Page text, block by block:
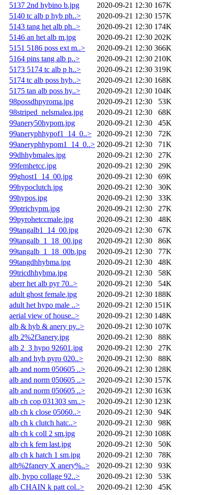
5137 2nd hybino b.jpg
2020-09-21 12:30 167K
5140 tc alb p hyb ph..>
2020-09-21 12:30 157K
5143 tang het alb ph..>
2020-09-21 12:30 174K
5146 an het alb m.jpg
2020-09-21 12:30 202K
5151 5186 poss ext m..>
2020-09-21 12:30 366K
5164 pins tang alb p..>
2020-09-21 12:30 210K
5173 5174 tc alb p h..>
2020-09-21 12:30 319K
5174 tc alb poss hyb..>
2020-09-21 12:30 168K
5175 tan alb poss hy..>
2020-09-21 12:30 104K
98possdhpyroma.jpg
2020-09-21 12:30
53K
98striped_nelsmalea.jpg
2020-09-21 12:30
68K
99anery50hypom.jpg
2020-09-21 12:30
45K
99aneryphhypof1_14_0..>
2020-09-21 12:30
72K
99aneryphhypom1_14_0..> 2020-09-21 12:30
71K
99dhhybmales.jpg
2020-09-21 12:30
27K
99femhetcc.jpg
2020-09-21 12:30
29K
99ghost1_14_00.jpg
2020-09-21 12:30
69K
99hypoclutch.jpg
2020-09-21 12:30
30K
99hypos.jpg
2020-09-21 12:30
33K
99ptrichypm.jpg
2020-09-21 12:30
27K
99pyrohetccmale.jpg
2020-09-21 12:30
48K
99tangalb1_14_00.jpg
2020-09-21 12:30
67K
99tangalb_1_18_00.jpg
2020-09-21 12:30
86K
99tangalb_1_18_00b.jpg
2020-09-21 12:30
77K
99tangdhhybma.jpg
2020-09-21 12:30
48K
99tricdhhybma.jpg
2020-09-21 12:30
58K
aberr het alb pyr 70..>
2020-09-21 12:30
54K
adult ghost female.jpg
2020-09-21 12:30 188K
adult het hypo male ..>
2020-09-21 12:30 151K
aerial view of house..>
2020-09-21 12:30 148K
alb & hyb & anery py..>
2020-09-21 12:30 107K
alb 2%2f3anery.jpg
2020-09-21 12:30
88K
alb 2_3 hypo 92601.jpg
2020-09-21 12:30
27K
alb and hyb pyro 020..>
2020-09-21 12:30
88K
alb and norm 050605 ..>
2020-09-21 12:30 128K
alb and norm 050605 ..>
2020-09-21 12:30 157K
alb and norm 050605 ..>
2020-09-21 12:30 163K
alb ch cop 031303 sm..>
2020-09-21 12:30 123K
alb ch k close 05060..>
2020-09-21 12:30
94K
alb ch k clutch hatc..>
2020-09-21 12:30
98K
alb ch k coll 2 sm.jpg
2020-09-21 12:30 108K
alb ch k fem last.jpg
2020-09-21 12:30
50K
alb ch k hatch 1 sm.jpg
2020-09-21 12:30
78K
alb%2fanery X anery%..>
2020-09-21 12:30
93K
alb, hypo collage 92..>
2020-09-21 12:30
53K
alb CHAIN k patt col..>
2020-09-21 12:30
45K